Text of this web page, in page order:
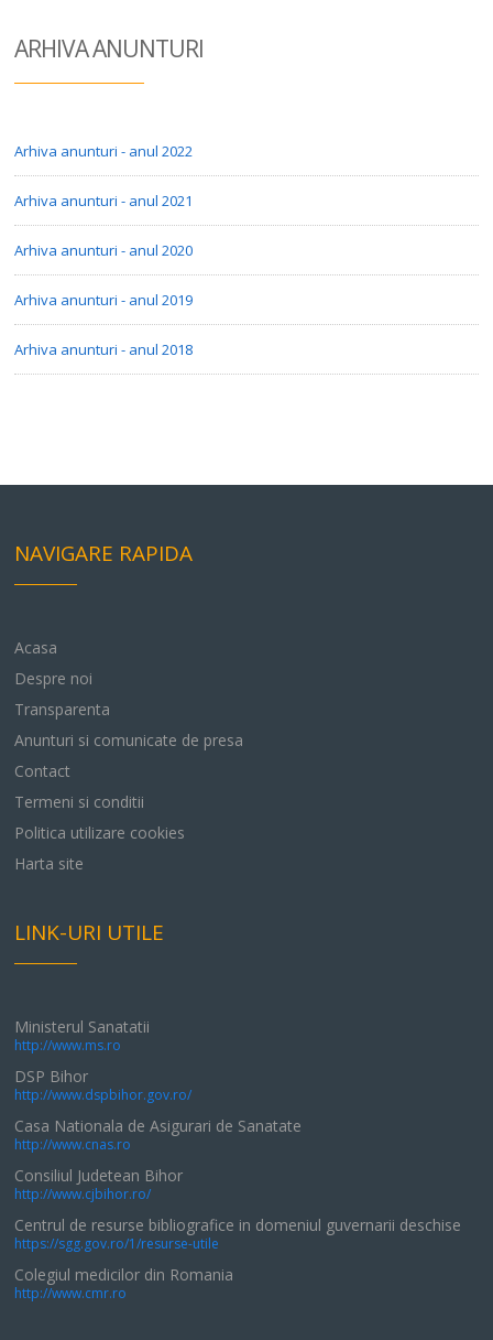
ARHIVA ANUNTURI
Arhiva anunturi - anul 2022
Arhiva anunturi - anul 2021
Arhiva anunturi - anul 2020
Arhiva anunturi - anul 2019
Arhiva anunturi - anul 2018
NAVIGARE RAPIDA
Acasa
Despre noi
Transparenta
Anunturi si comunicate de presa
Contact
Termeni si conditii
Politica utilizare cookies
Harta site
LINK-URI UTILE
Ministerul Sanatatii
http://www.ms.ro
DSP Bihor
http://www.dspbihor.gov.ro/
Casa Nationala de Asigurari de Sanatate
http://www.cnas.ro
Consiliul Judetean Bihor
http://www.cjbihor.ro/
Centrul de resurse bibliografice in domeniul guvernarii deschise
https://sgg.gov.ro/1/resurse-utile
Colegiul medicilor din Romania
http://www.cmr.ro